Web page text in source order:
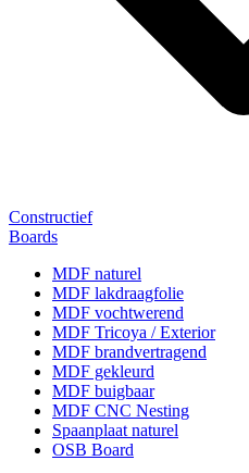
Constructief
Boards
MDF naturel
MDF lakdraagfolie
MDF vochtwerend
MDF Tricoya / Exterior
MDF brandvertragend
MDF gekleurd
MDF buigbaar
MDF CNC Nesting
Spaanplaat naturel
OSB Board